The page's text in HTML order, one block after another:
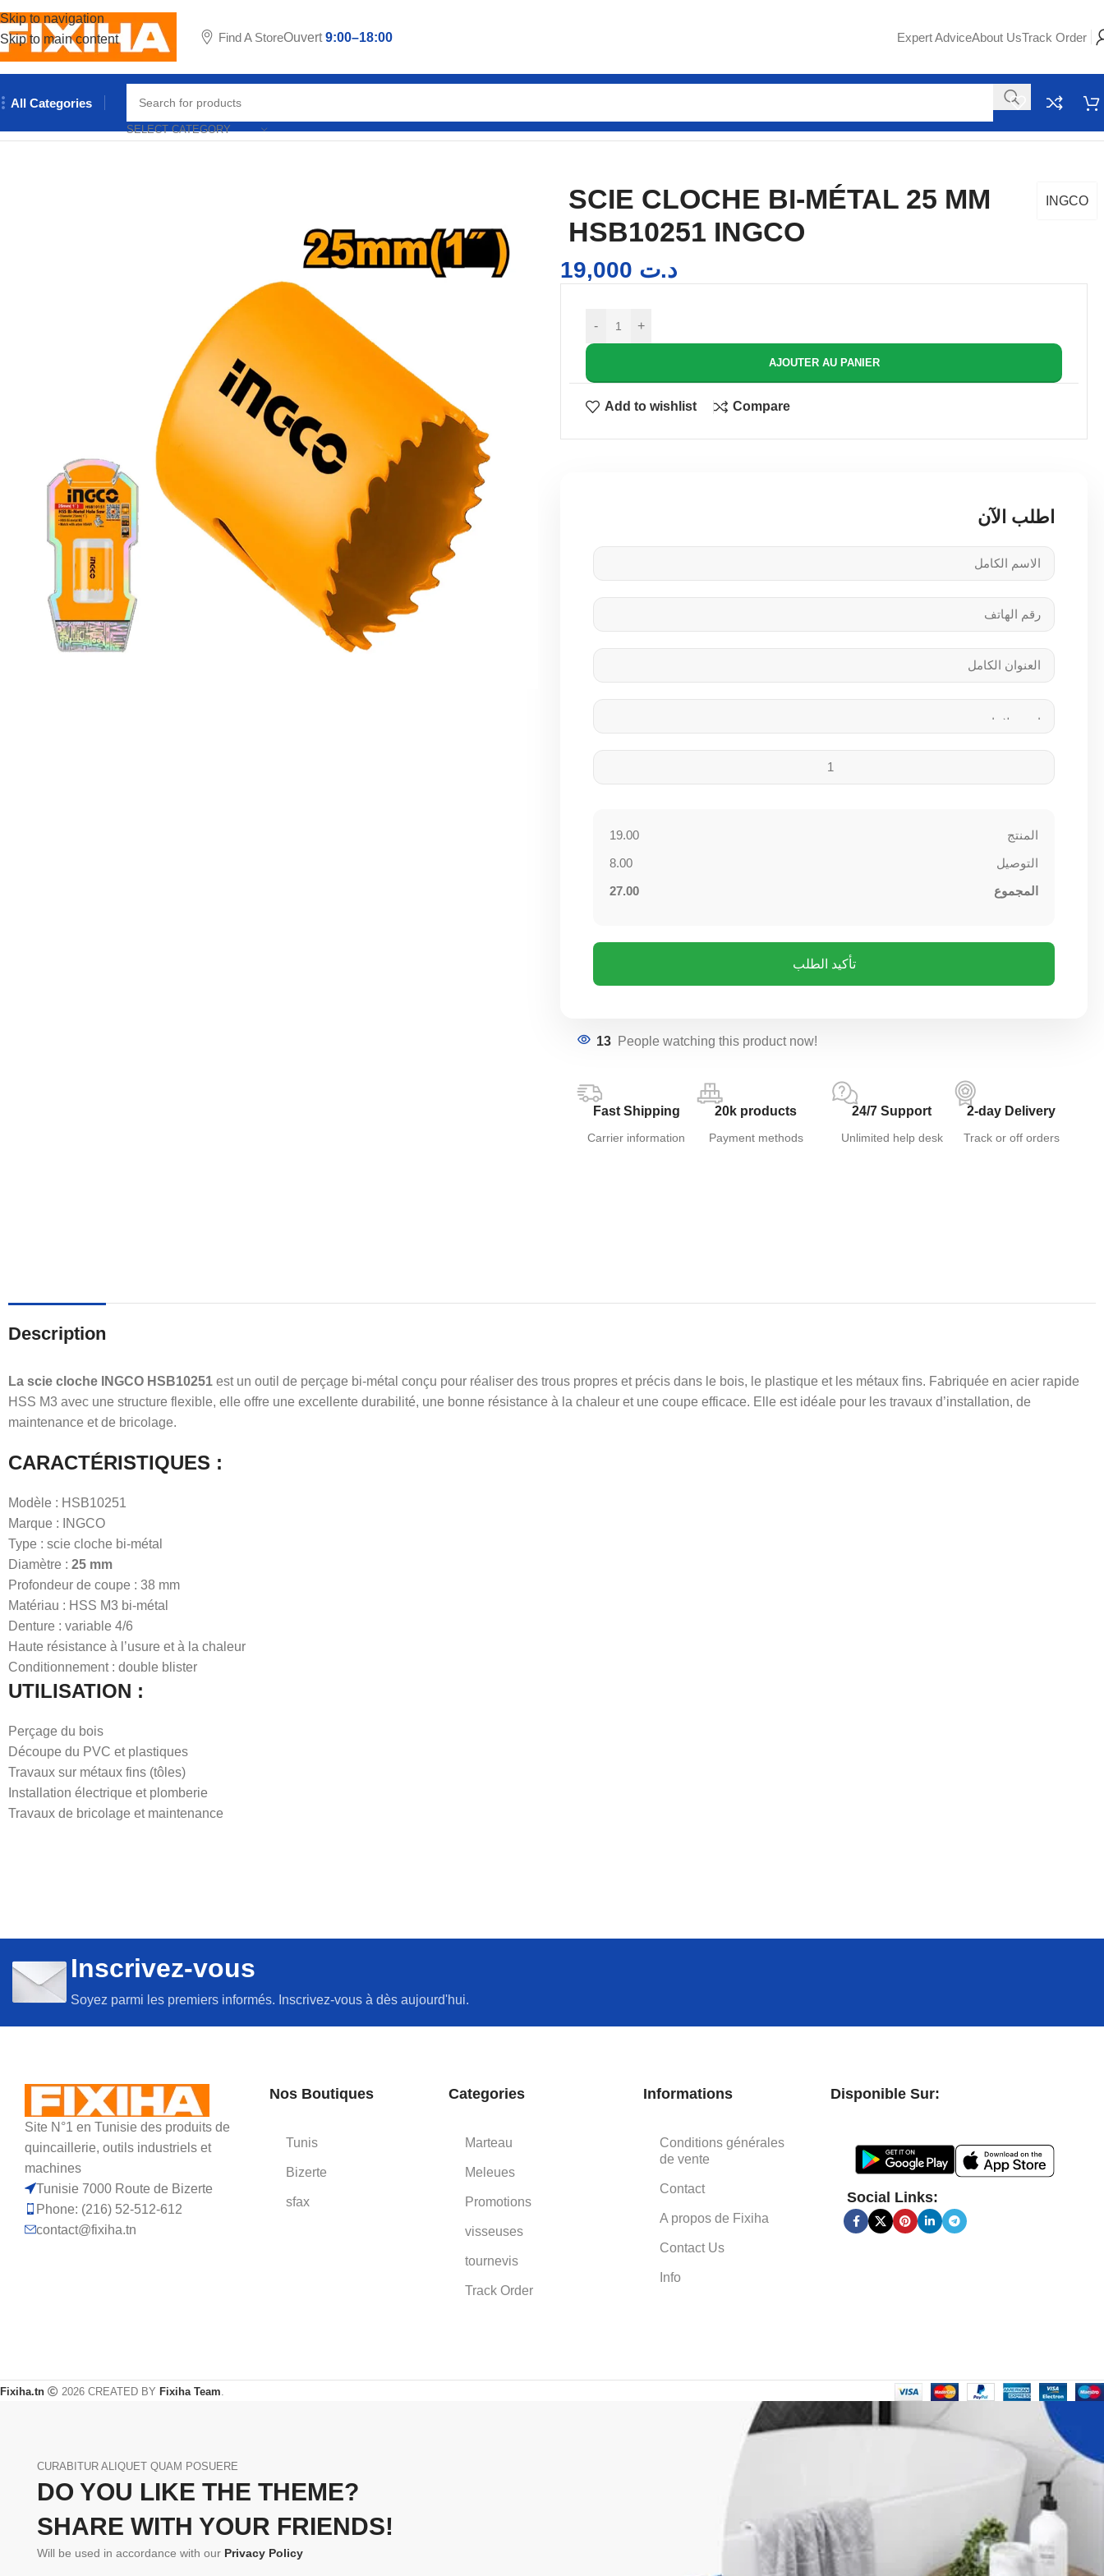
Skip to navigation
Skip to main content
Find A StoreOuvert9:00–18:00 Expert AdviceAbout UsTrack Order
All Categories
SELECT CATEGORY
Outillages & Equipements/Outils manuels/SCIE CLOCHE BI-MÉTAL 25 MM HSB10251 INGCO
SCIE CLOCHE BI-MÉTAL 25 MM
HSB10251 INGCO
INGCO
د.ت
- +
AJOUTER AU PANIER
Add to wishlist Compare
اطلب الآن
المنتج
19.00
التوصيل
8.00
المجموع
27.00
تأكيد الطلب
13 People watching this product now!
Fast Shipping
Carrier information
20k products
Payment methods
24/7 Support
Unlimited help desk
2-day Delivery
Track or off orders
Description
La scie cloche INGCO HSB10251 est un outil de perçage bi-métal conçu pour réaliser des trous propres et précis dans le bois, le plastique et les métaux fins. Fabriquée en acier rapide
HSS M3 avec une structure flexible, elle offre une excellente durabilité, une bonne résistance à la chaleur et une coupe efficace. Elle est idéale pour les travaux d’installation, de
maintenance et de bricolage.
CARACTÉRISTIQUES :
Modèle : HSB10251
Marque : INGCO
Type : scie cloche bi-métal
Diamètre : 25 mm
Profondeur de coupe : 38 mm
Matériau : HSS M3 bi-métal
Denture : variable 4/6
Haute résistance à l’usure et à la chaleur
Conditionnement : double blister
UTILISATION :
Perçage du bois
Découpe du PVC et plastiques
Travaux sur métaux fins (tôles)
Installation électrique et plomberie
Travaux de bricolage et maintenance
Inscrivez-vous
Soyez parmi les premiers informés. Inscrivez-vous à dès aujourd'hui.
Site N°1 en Tunisie des produits de
quincaillerie, outils industriels et
machines
Tunisie 7000 Route de Bizerte
Phone: (216) 52-512-612
contact@fixiha.tn
Nos Boutiques
Tunis
Bizerte
sfax
Categories
Marteau
Meleues
Promotions
visseuses
tournevis
Track Order
Informations
Conditions générales
de vente
Contact
A propos de Fixiha
Contact Us
Info
Disponible Sur:
Social Links:
Fixiha.tn 2026 CREATED BY Fixiha Team
CURABITUR ALIQUET QUAM POSUERE
DO YOU LIKE THE THEME?
SHARE WITH YOUR FRIENDS!
Will be used in accordance with our Privacy Policy